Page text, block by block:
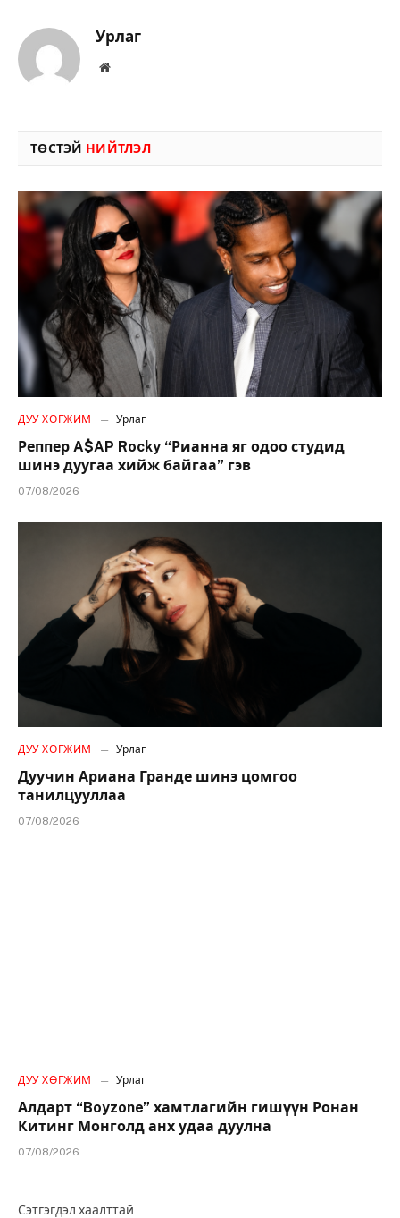
Урлаг
Вэбсайт
ТӨСТЭЙ НИЙТЛЭЛ
ДУУ ХӨГЖИМ Урлаг
Реппер A$AP Rocky “Рианна яг одоо студид
шинэ дуугаа хийж байгаа” гэв
07/08/2026
ДУУ ХӨГЖИМ Урлаг
Дуучин Ариана Гранде шинэ цомгоо
танилцууллаа
07/08/2026
ДУУ ХӨГЖИМ Урлаг
Алдарт “Boyzone” хамтлагийн гишүүн Ронан
Китинг Монголд анх удаа дуулна
07/08/2026
Сэтгэгдэл хаалттай